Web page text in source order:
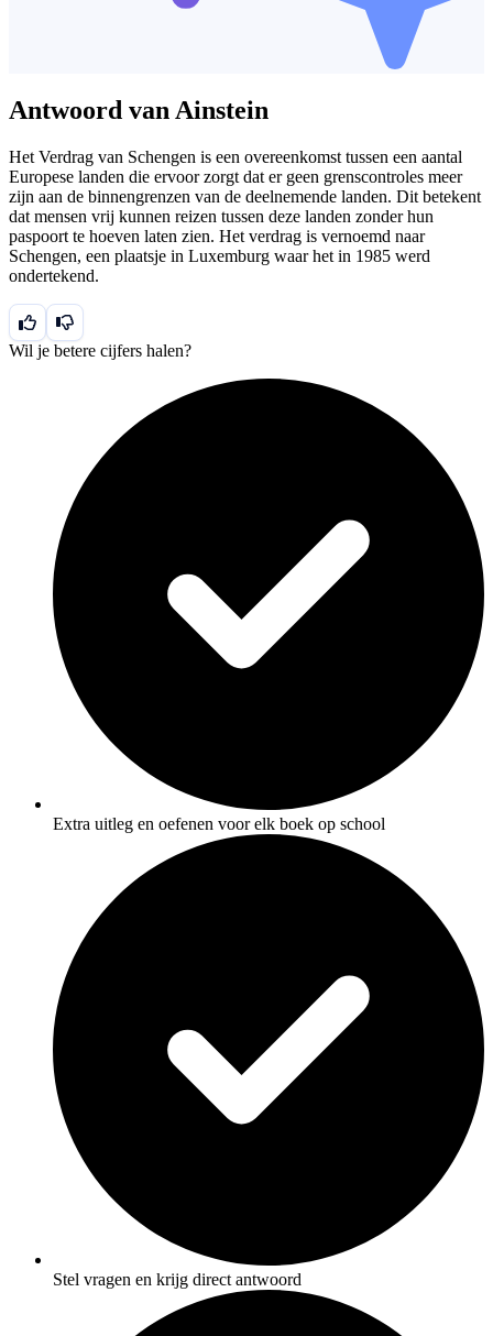
Antwoord van Ainstein
Het Verdrag van Schengen is een overeenkomst tussen een aantal
Europese landen die ervoor zorgt dat er geen grenscontroles meer
zijn aan de binnengrenzen van de deelnemende landen. Dit betekent
dat mensen vrij kunnen reizen tussen deze landen zonder hun
paspoort te hoeven laten zien. Het verdrag is vernoemd naar
Schengen, een plaatsje in Luxemburg waar het in 1985 werd
ondertekend.
Wil je betere cijfers halen?
Extra uitleg en oefenen voor elk boek op school
Stel vragen en krijg direct antwoord